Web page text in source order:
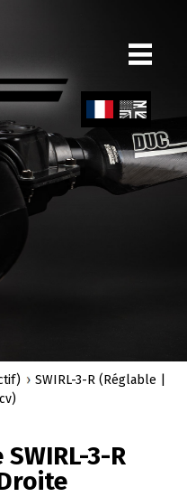
ch
Engl
SWIRL-3-R (Réglable |
3-R